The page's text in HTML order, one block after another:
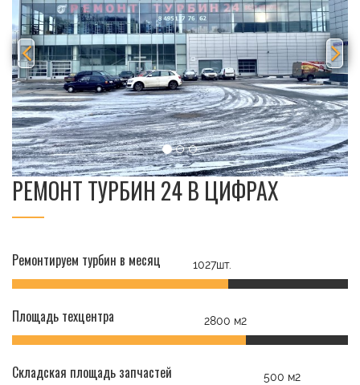
РЕМОНТ ТУРБИН 24 В ЦИФРАХ
Ремонтируем турбин в месяц 1027шт.
Площадь техцентра 2800 м2
Складская площадь запчастей 500 м2